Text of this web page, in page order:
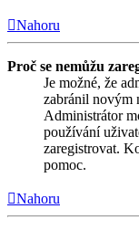
Nahoru
Proč se nemůžu
Je možné, že
zabránil novým
Administrátor
používání
zaregistrovat.
pomoc.
Nahoru